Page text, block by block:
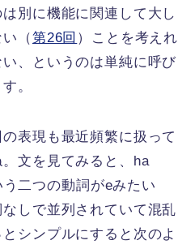
別に機能に関連して大し
（第26回 ）ことを考えれ
、というのは単純に呼び
。
表現も最近頻繁に扱って
文を見てみると、ha
二つの動詞がeみたい
しで並列されていて混乱
シンプルにすると次のよ